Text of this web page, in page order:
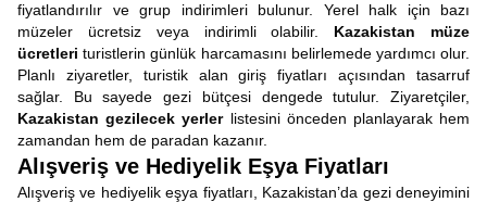
fiyatlandırılır ve grup indirimleri bulunur. Yerel halk için bazı
müzeler ücretsiz veya indirimli olabilir. Kazakistan müze
ücretleri turistlerin günlük harcamasını belirlemede yardımcı olur.
Planlı ziyaretler, turistik alan giriş fiyatları açısından tasarruf
sağlar. Bu sayede gezi bütçesi dengede tutulur. Ziyaretçiler,
Kazakistan gezilecek yerlerlistesini önceden planlayarak hem
zamandan hem de paradan kazanır.
Alışveriş ve Hediyelik Eşya Fiyatları
Alışveriş ve hediyelik eşya fiyatları, Kazakistan’da gezi deneyimini